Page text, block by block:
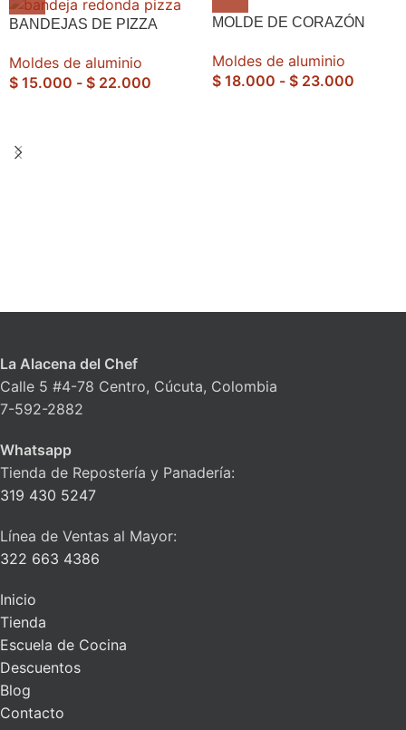
BANDEJAS DE PIZZA
Moldes de aluminio
$ 15.000 - $ 22.000
MOLDE DE CORAZÓN
Moldes de aluminio
$ 18.000 - $ 23.000
La Alacena del Chef
Calle 5 #4-78 Centro, Cúcuta, Colombia
7-592-2882
Whatsapp
Tienda de Repostería y Panadería:
319 430 5247
Línea de Ventas al Mayor:
322 663 4386
Inicio
Tienda
Escuela de Cocina
Descuentos
Blog
Contacto